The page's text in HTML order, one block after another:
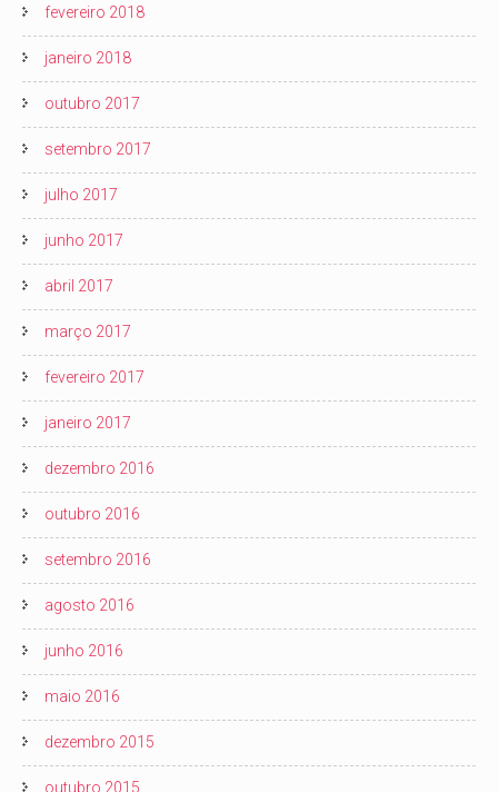
fevereiro 2018
janeiro 2018
outubro 2017
setembro 2017
julho 2017
junho 2017
abril 2017
março 2017
fevereiro 2017
janeiro 2017
dezembro 2016
outubro 2016
setembro 2016
agosto 2016
junho 2016
maio 2016
dezembro 2015
outubro 2015